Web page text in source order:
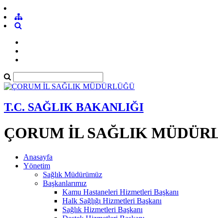
T.C. SAĞLIK BAKANLIĞI
ÇORUM İL SAĞLIK
Anasayfa
Yönetim
Sağlık Müdürümüz
Başkanlarımız
Kamu Hastaneleri Hizmetleri Başkanı
Halk Sağlığı Hizmetleri Başkanı
Sağlık Hizmetleri Başkanı